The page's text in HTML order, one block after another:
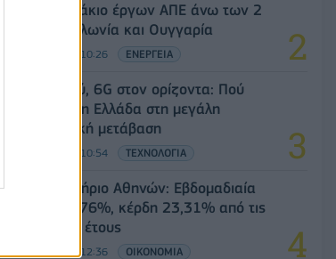
χαρτοφυλάκιο έργων ΑΠΕ άνω των 2
GW σε Πολωνία και Ουγγαρία
08/08/2026 - 10:26 ΕΝΕΡΓΕΙΑ
5G παντού, 6G στον ορίζοντα: Πού
βρίσκεται η Ελλάδα στη μεγάλη
τεχνολογική μετάβαση
08/08/2026 - 10:54 ΤΕΧΝΟΛΟΓΙΑ
Χρηματιστήριο Αθηνών: Εβδομαδιαία
άνοδος 1,76%, κέρδη 23,31% από τις
αρχές του έτους
08/08/2026 - 12:36 ΟΙΚΟΝΟΜΙΑ